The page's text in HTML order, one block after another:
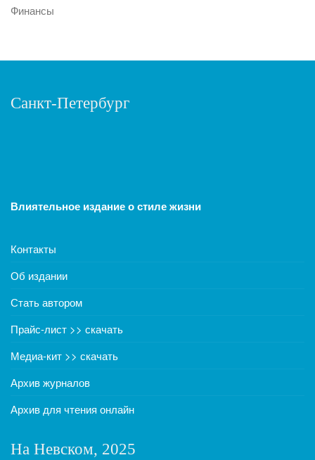
Финансы
Санкт-Петербург
Влиятельное издание о стиле жизни
Контакты
Об издании
Стать автором
Прайс-лист >> скачать
Медиа-кит >> скачать
Архив журналов
Архив для чтения онлайн
На Невском, 2025